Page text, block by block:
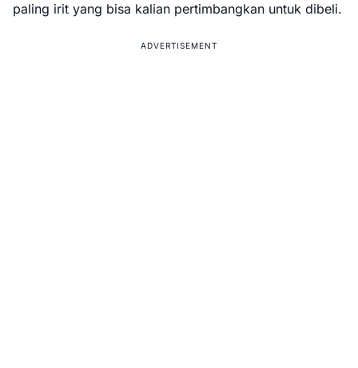
paling irit yang bisa kalian pertimbangkan untuk dibeli.
ADVERTISEMENT